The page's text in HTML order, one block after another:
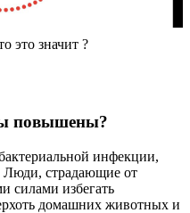
это значит ?
повышены?
инфекции,
Люди, страдающие от
силами избегать
домашних животных и